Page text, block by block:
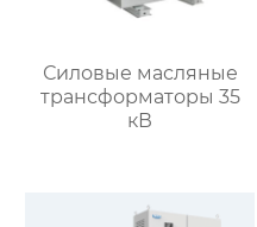
Силовые масляные
трансформаторы 35
кВ